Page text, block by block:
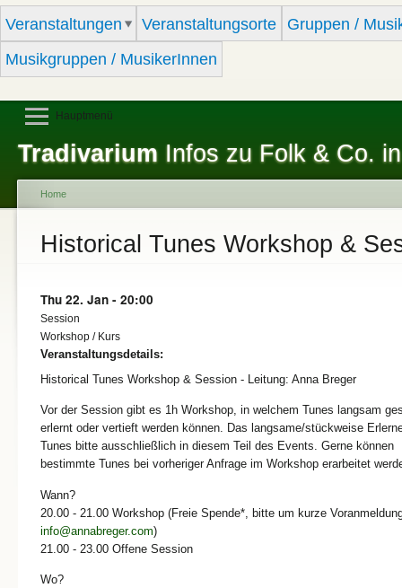
Veranstaltungen Veranstaltungsorte
Gruppen /
Musikgruppen / MusikerInnen
Tradivarium Infos zu Folk & Co.
Hauptmenü
You are here
Home
Historical Tunes Workshop &
Thu 22. Jan - 20:00
Session
Workshop / Kurs
Veranstaltungsdetails:
Historical Tunes Workshop & Session - Leitung: Anna Breger
Vor der Session gibt es 1h Workshop, in welchem Tunes langsam
erlernt oder vertieft werden können. Das langsame/stückweise
Tunes bitte ausschließlich in diesem Teil des Events. Gerne können
bestimmte Tunes bei vorheriger Anfrage im Workshop erarbeitet
Wann?
20.00 - 21.00 Workshop (Freie Spende*, bitte um kurze
info@annabreger.com)
21.00 - 23.00 Offene Session
Wo?